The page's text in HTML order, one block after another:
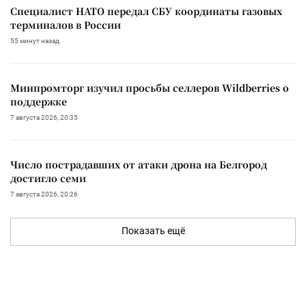
Специалист НАТО передал СБУ координаты газовых
терминалов в России
55 минут назад
Минпромторг изучил просьбы селлеров Wildberries о
поддержке
7 августа 2026, 20:35
Число пострадавших от атаки дрона на Белгород
достигло семи
7 августа 2026, 20:26
Показать ещё